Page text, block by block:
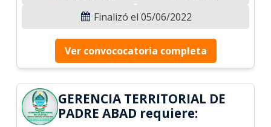
Finalizó el 05/06/2022
Ver convococatoria completa
GERENCIA TERRITORIAL DE
PADRE ABAD requiere: